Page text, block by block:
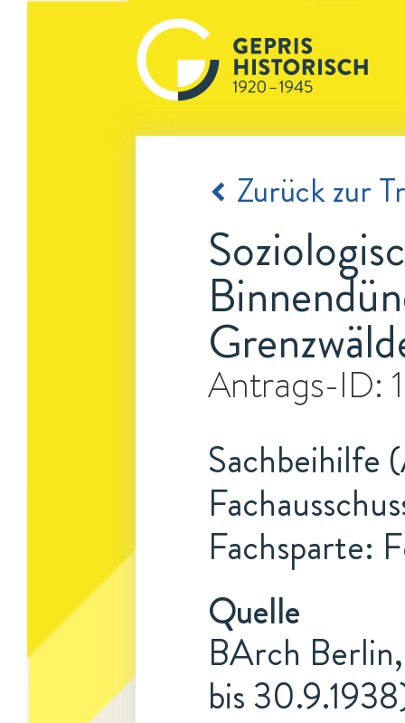
Zurück zur
Antrags-ID:
Sachbeihilfe
Fachsparte:
Quelle
BArch
bis